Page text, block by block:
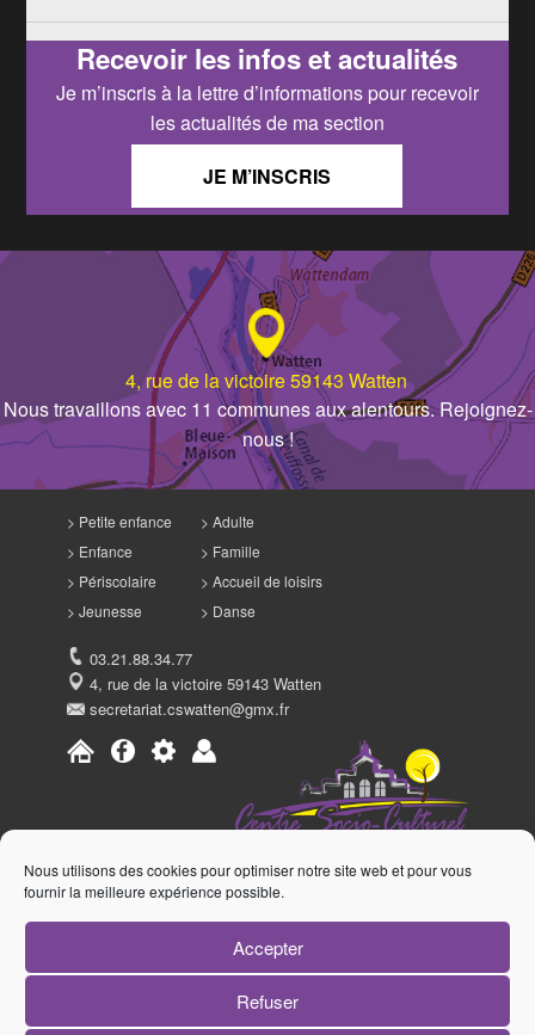
Nous utilisons des cookies pour optimiser notre site web et pour vous
fournir la meilleure expérience possible.
Accepter
Refuser
les
articlesRecevoir les infos et actualités
Je m’inscris à la lettre d’informations pour recevoir
les actualités de ma section
JE M’INSCRIS
4, rue de la victoire 59143 Watten
Nous travaillons avec 11 communes aux alentours. Rejoignez-
nous !
Petite enfance
Enfance
Périscolaire
Jeunesse
Adulte
Famille
Accueil de loisirs
Danse
03.21.88.34.77
4, rue de la victoire 59143 Watten
secretariat.cswatten@gmx.fr